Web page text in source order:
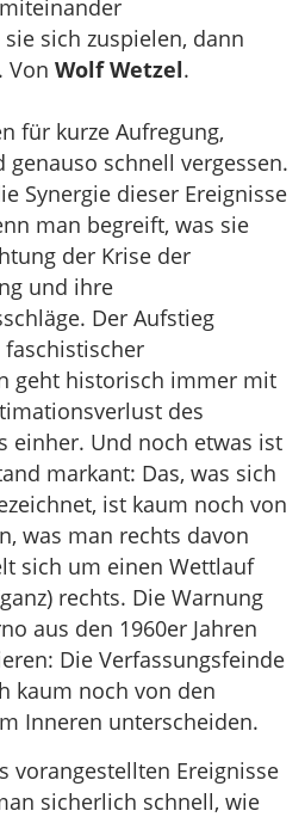
sich zuspielen, dann
Von Wolf Wetzel.
für kurze Aufregung,
schnell vergessen.
Synergie dieser Ereignisse
man begreift, was sie
der Krise der
und ihre
Der Aufstieg
geht historisch immer mit
des
einher. Und noch etwas ist
markant: Das, was sich
ist kaum noch von
was man rechts davon
sich um einen Wettlauf
rechts. Die Warnung
aus den 1960er Jahren
Die Verfassungsfeinde
kaum noch von den
Inneren unterscheiden.
vorangestellten Ereignisse
sicherlich schnell, wie